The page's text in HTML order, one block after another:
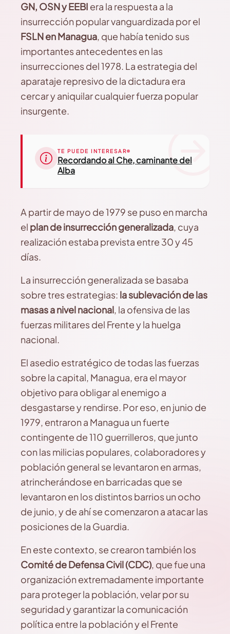
GN, OSN y EEBI era la respuesta a la
insurrección popular vanguardizada por el
FSLN en Managua, que había tenido sus
importantes antecedentes en las
insurrecciones del 1978. La estrategia del
aparataje represivo de la dictadura era
cercar y aniquilar cualquier fuerza popular
insurgente.
TE PUEDE INTERESAR
Recordando al Che, caminante del
Alba
A partir de mayo de 1979 se puso en marcha
el plan de insurrección generalizada, cuya
realización estaba prevista entre 30 y 45
días.
La insurrección generalizada se basaba
sobre tres estrategias: la sublevación de las
masas a nivel nacional, la ofensiva de las
fuerzas militares del Frente y la huelga
nacional.
El asedio estratégico de todas las fuerzas
sobre la capital, Managua, era el mayor
objetivo para obligar al enemigo a
desgastarse y rendirse. Por eso, en junio de
1979, entraron a Managua un fuerte
contingente de 110 guerrilleros, que junto
con las milicias populares, colaboradores y
población general se levantaron en armas,
atrincherándose en barricadas que se
levantaron en los distintos barrios un ocho
de junio, y de ahí se comenzaron a atacar las
posiciones de la Guardia.
En este contexto, se crearon también los
Comité de Defensa Civil (CDC), que fue una
organización extremadamente importante
para proteger la población, velar por su
seguridad y garantizar la comunicación
política entre la población y el Frente